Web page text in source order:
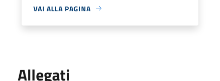
VAI ALLA PAGINA
Allegati